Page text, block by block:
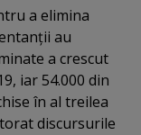
a elimina
au
a crescut
iar 54.000 din
în al treilea
discursurile